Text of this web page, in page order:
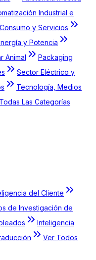
Industrial e
y Servicios
y Potencia
Animal
Packaging
Sector Eléctrico y
Tecnología, Medios
Todas Las Categorías
del Cliente
de Investigación de
Inteligencia
Ver Todos